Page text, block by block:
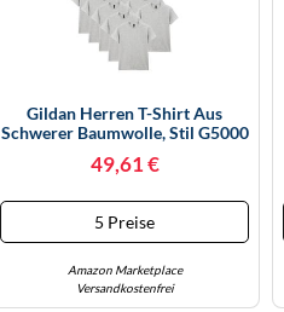
Gildan Herren T-Shirt Aus
Schwerer Baumwolle, Stil G5000
49,61 €
5 Preise
Amazon Marketplace
Versandkostenfrei